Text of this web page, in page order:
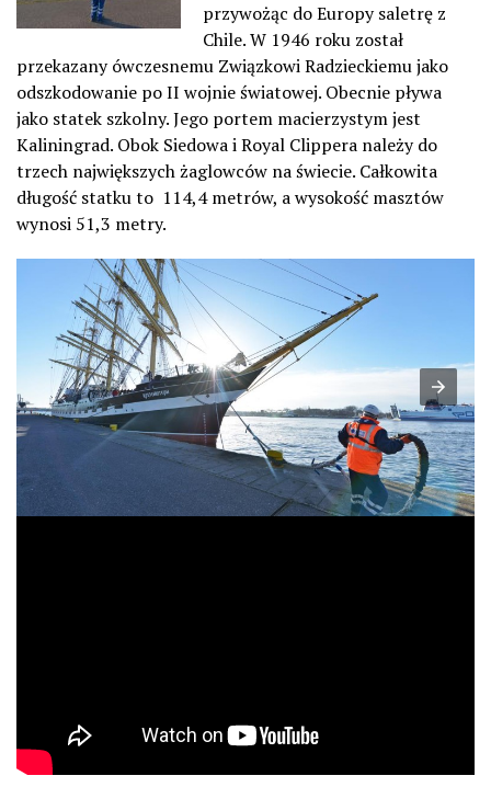
przywożąc do Europy saletrę z
Chile. W 1946 roku został
przekazany ówczesnemu Związkowi Radzieckiemu jako
odszkodowanie po II wojnie światowej. Obecnie pływa
jako statek szkolny. Jego portem macierzystym jest
Kaliningrad. Obok Siedowa i Royal Clippera należy do
trzech największych żaglowców na świecie. Całkowita
długość statku to 114,4 metrów, a wysokość masztów
wynosi 51,3 metry.